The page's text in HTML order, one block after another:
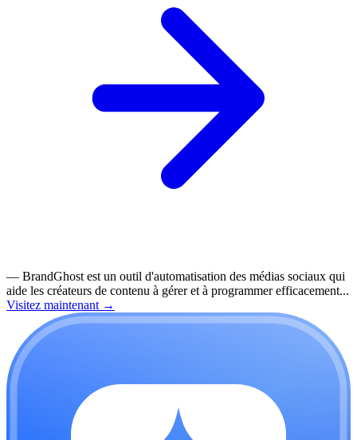
— BrandGhost est un outil d'automatisation des médias sociaux qui
aide les créateurs de contenu à gérer et à programmer efficacement...
Visitez maintenant →